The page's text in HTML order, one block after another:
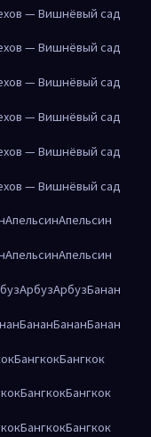
— Вишнёвый сад
— Вишнёвый сад
— Вишнёвый сад
— Вишнёвый сад
— Вишнёвый сад
— Вишнёвый сад
АпельсинАпельсин
АпельсинАпельсин
АрбузАрбузБанан
БананБананБанан
БангкокБангкок
БангкокБангкок
БангкокБангкок